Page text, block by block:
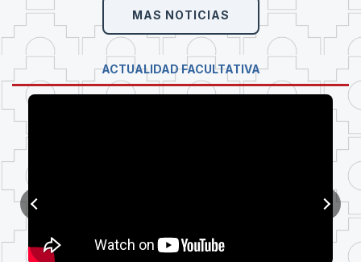
MAS NOTICIAS
ACTUALIDAD FACULTATIVA